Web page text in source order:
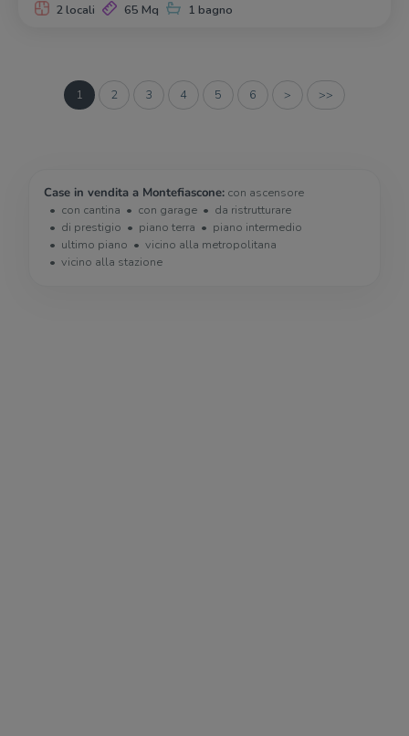
2 locali 65 Mq 1 bagno
1 2 3 4 5 6 > >>
Case in vendita a Montefiascone: con ascensore
con cantina
con garage
da ristrutturare
di prestigio
piano terra
piano intermedio
ultimo piano
vicino alla metropolitana
vicino alla stazione